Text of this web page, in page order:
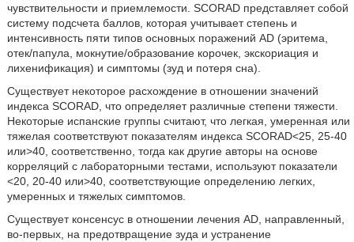
чувствительности и приемлемости. SCORAD представляет собой
систему подсчета баллов, которая учитывает степень и
интенсивность пяти типов основных поражений AD (эритема,
отек/папула, мокнутие/образование корочек, экскориация и
лихенификация) и симптомы (зуд и потеря сна).
Существует некоторое расхождение в отношении значений
индекса SCORAD, что определяет различные степени тяжести.
Некоторые испанские группы считают, что легкая, умеренная или
тяжелая соответствуют показателям индекса SCORAD<25, 25-40
или>40, соответственно, тогда как другие авторы на основе
корреляций с лабораторными тестами, используют показатели
<20, 20-40 или>40, соответствующие определению легких,
умеренных и тяжелых симптомов.
Существует консенсус в отношении лечения AD, направленный,
во-первых, на предотвращение зуда и устранение